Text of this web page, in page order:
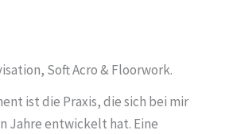
Soft Acro & Floorwork.
ist die Praxis, die sich bei mir
Jahre entwickelt hat. Eine